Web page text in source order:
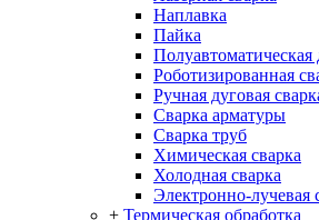
Наплавка
Пайка
Полуавтоматическая
Роботизированная
Ручная дуговая
Сварка арматуры
Сварка труб
Химическая сварка
Холодная сварка
Электронно-лучевая
+ Термическая обработка